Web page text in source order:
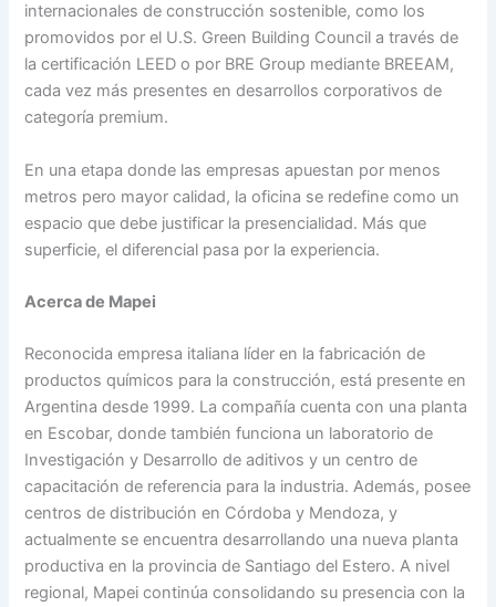
internacionales de construcción sostenible, como los
promovidos por el U.S. Green Building Council a través de
la certificación LEED o por BRE Group mediante BREEAM,
cada vez más presentes en desarrollos corporativos de
categoría premium.
En una etapa donde las empresas apuestan por menos
metros pero mayor calidad, la oficina se redefine como un
espacio que debe justificar la presencialidad. Más que
superficie, el diferencial pasa por la experiencia.
Acerca de Mapei
Reconocida empresa italiana líder en la fabricación de
productos químicos para la construcción, está presente en
Argentina desde 1999. La compañía cuenta con una planta
en Escobar, donde también funciona un laboratorio de
Investigación y Desarrollo de aditivos y un centro de
capacitación de referencia para la industria. Además, posee
centros de distribución en Córdoba y Mendoza, y
actualmente se encuentra desarrollando una nueva planta
productiva en la provincia de Santiago del Estero. A nivel
regional, Mapei continúa consolidando su presencia con la